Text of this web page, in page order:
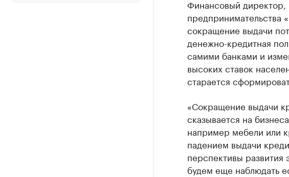
Финансовый директор,
предпринимательства
сокращение выдачи
денежно-кредитная
самими банками и
высоких ставок
старается
«Сокращение выдачи
сказывается на
например мебели или
падением выдачи
перспективы развития
будем еще наблюдать